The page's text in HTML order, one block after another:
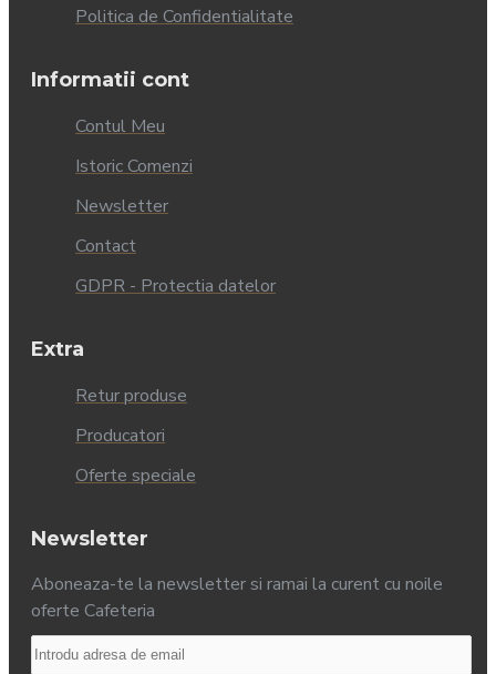
Politica de Confidentialitate
Informatii cont
Contul Meu
Istoric Comenzi
Newsletter
Contact
GDPR - Protectia datelor
Extra
Retur produse
Producatori
Oferte speciale
Newsletter
Aboneaza-te la newsletter si ramai la curent cu noile
oferte Cafeteria